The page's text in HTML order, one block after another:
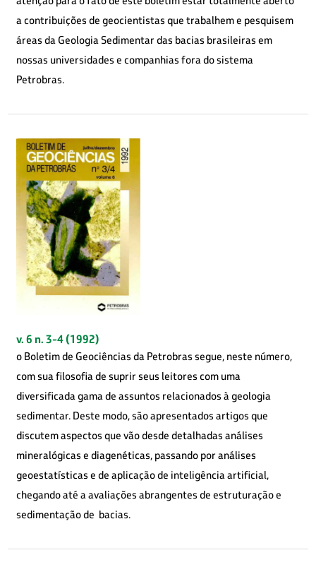
a contribuições de geocientistas que trabalhem e pesquisem
áreas da Geologia Sedimentar das bacias brasileiras em
nossas universidades e companhias fora do sistema
Petrobras.
v. 6 n. 3-4 (1992)
o Boletim de Geociências da Petrobras segue, neste número,
com sua filosofia de suprir seus leitores com uma
diversificada gama de assuntos relacionados à geologia
sedimentar. Deste modo, são apresentados artigos que
discutem aspectos que vão desde detalhadas análises
mineralógicas e diagenéticas, passando por análises
geoestatísticas e de aplicação de inteligência artificial,
chegando até a avaliações abrangentes de estruturação e
sedimentação de bacias.